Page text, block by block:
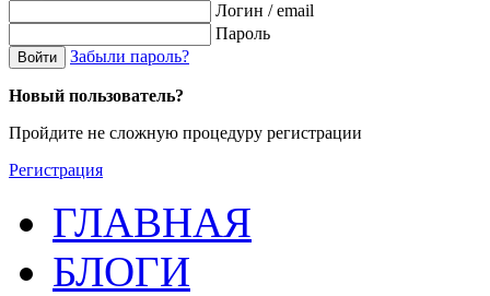
Логин / email
Пароль
Войти Забыли пароль?
Новый пользователь?
Пройдите не сложную процедуру регистрации
Регистрация
ГЛАВНАЯ
БЛОГИ